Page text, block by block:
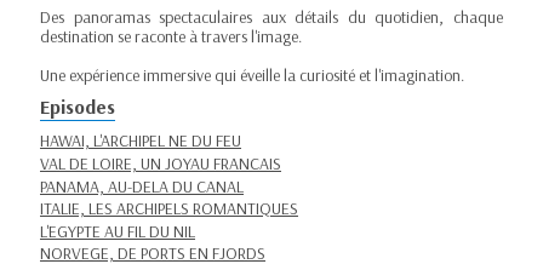
Des panoramas spectaculaires aux détails du quotidien, chaque
destination se raconte à travers l'image.
Une expérience immersive qui éveille la curiosité et l'imagination.
Episodes
HAWAI, L'ARCHIPEL NE DU FEU
VAL DE LOIRE, UN JOYAU FRANCAIS
PANAMA, AU-DELA DU CANAL
ITALIE, LES ARCHIPELS ROMANTIQUES
L'EGYPTE AU FIL DU NIL
NORVEGE, DE PORTS EN FJORDS